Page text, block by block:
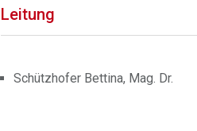
Leitung
Schützhofer Bettina, Mag. Dr.